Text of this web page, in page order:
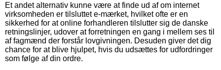
Et andet alternativ kunne være at finde ud af om internet
virksomheden er tilsluttet e-mærket, hvilket ofte er en
sikkerhed for at online forhandleren tilslutter sig de danske
retningslinjer, udover at forretningen en gang i mellem ses til
af fagmænd der forstår lovgivningen. Desuden giver det dig
chance for at blive hjulpet, hvis du udsættes for udfordringer
som følge af din ordre.